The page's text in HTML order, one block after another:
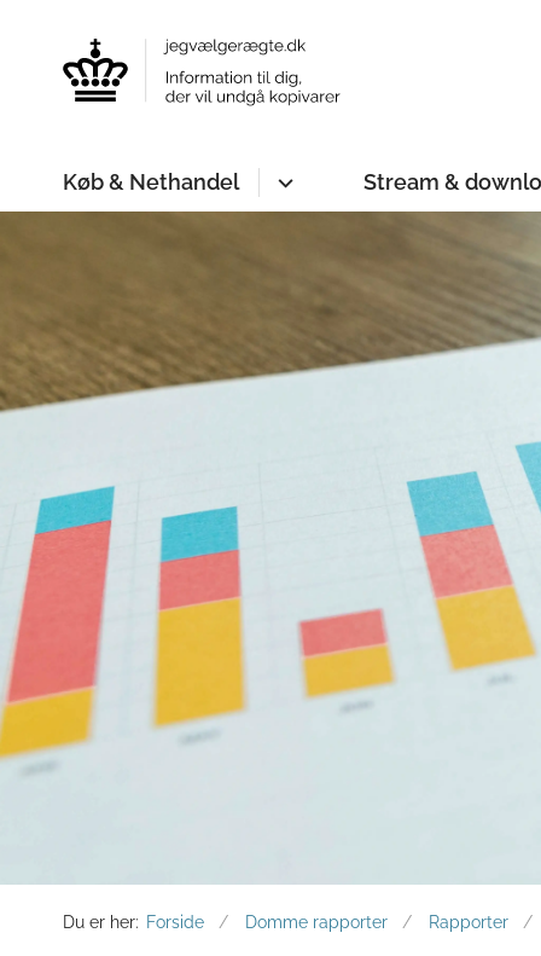
Køb & Nethandel Stream &
Du er her: Forside Domme rapporter Rapporter